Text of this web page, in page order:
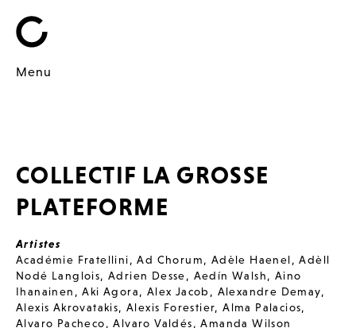
Menu
COLLECTIF LA GROSSE
PLATEFORME
Artistes
Académie Fratellini,Ad Chorum, Adèle Haenel,Adèll
Nodé Langlois,Adrien Desse, Aedín Walsh, Aino
Ihanainen ,Aki Agora, Alex Jacob , Alexandre Demay,
Alexis Akrovatakis,Alexis Forestier,Alma Palacios,
Alvaro Pacheco,Alvaro Valdés,Amanda Wilson